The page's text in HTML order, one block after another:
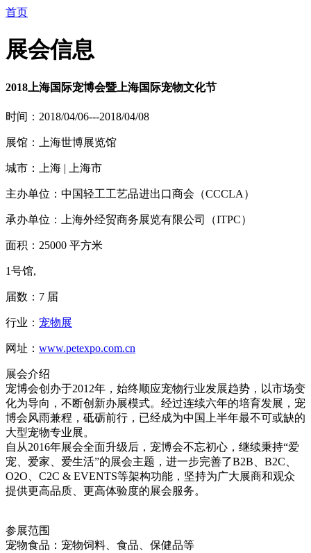
首页
展会信息
2018上海国际宠博会暨上海国际宠物文化节
时间：2018/04/06---2018/04/08
展馆：上海世博展览馆
城市：上海 | 上海市
主办单位：中国轻工工艺品进出口商会（CCCLA）
承办单位：上海外经贸商务展览有限公司（ITPC）
面积：25000 平方米
1号馆,
届数：7 届
行业： 宠物展
网址： www.petexpo.com.cn
展会介绍
宠博会创办于2012年，始终顺应宠物行业发展趋势，以市场变
化为导向，不断创新办展模式。经过连续六年的培育发展，宠
博会风雨兼程，砥砺前行，已经成为中国上半年最不可或缺的
大型宠物专业展。
自从2016年展会全面升级后，宠博会不忘初心，继续秉持“爱
宠、爱家、爱生活”的展会主题，进一步完善了B2B、B2C、
O2O、C2C & EVENTS等架构功能，坚持为广大展商和观众
提供更高品质、更高体验度的展会服务。
参展范围
宠物食品：宠物饲料、食品、保健品等